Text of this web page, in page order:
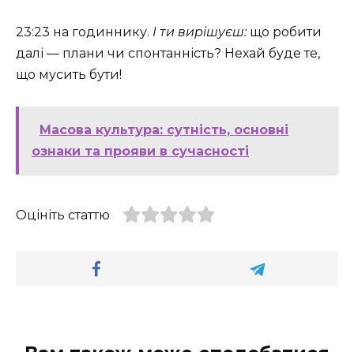
23:23 на годиннику. І ти вирішуєш:що робити
далі — плани чи спонтанність? Нехай буде те,
що мусить бути!
Масова культура: сутність, основні
ознаки та прояви в сучасності
Оцініть статтю